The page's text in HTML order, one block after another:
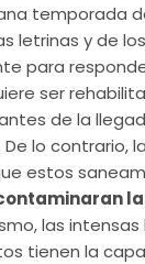
temporada
letrinas y de
para
ser
de la
lo contrario,
estos
las
tienen la